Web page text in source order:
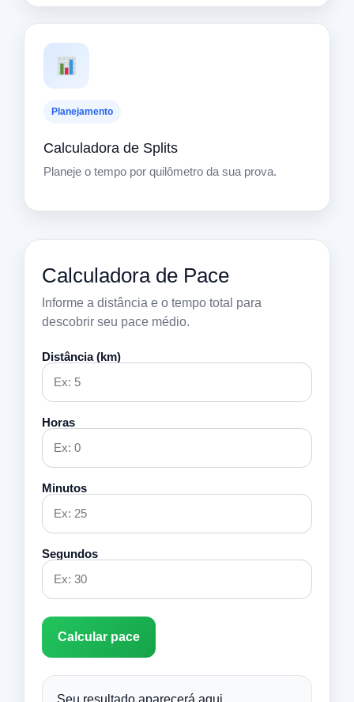
Planejamento
Calculadora de Splits
Planeje o tempo por quilômetro da sua prova.
Calculadora de Pace
Informe a distância e o tempo total para
descobrir seu pace médio.
Distância (km)
Horas
Minutos
Segundos
Calcular pace